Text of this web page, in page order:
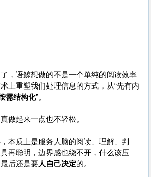
，语鲸想做的不是一个单纯的阅读效率
上重塑我们处理信息的方式，从“先有内
需结构化”。
做起来一点也不轻松。
本质上是服务人脑的阅读、理解、判
再聪明，边界感也绕不开，什么该压
后还是要人自己决定的。